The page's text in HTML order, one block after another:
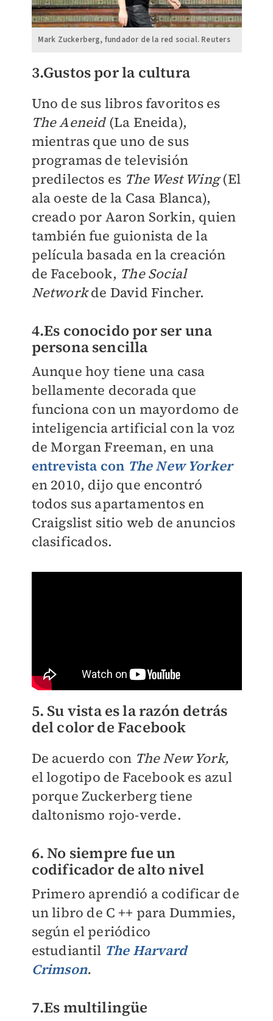
Mark Zuckerberg, fundador de la red social. Reuters
3.Gustos por la cultura
Uno de sus libros favoritos es
The Aeneid(La Eneida),
mientras que uno de sus
programas de televisión
predilectos es The West Wing(El
ala oeste de la Casa Blanca),
creado por Aaron Sorkin, quien
también fue guionista de la
película basada en la creación
de Facebook, The Social
Networkde David Fincher.
4.Es conocido por ser una
persona sencilla
Aunque hoy tiene una casa
bellamente decorada que
funciona con un mayordomo de
inteligencia artificial con la voz
de Morgan Freeman, en una
entrevista con The New Yorker
en 2010, dijo que encontró
todos sus apartamentos en
Craigslist sitio web de anuncios
clasificados.
5. Su vista es la razón detrás
del color de Facebook
De acuerdo con The New York,
el logotipo de Facebook es azul
porque Zuckerberg tiene
daltonismo rojo-verde.
6. No siempre fue un
codificador de alto nivel
Primero aprendió a codificar de
un libro de C ++ para Dummies,
según el periódico
estudiantil The Harvard
Crimson.
7.Es multilingüe